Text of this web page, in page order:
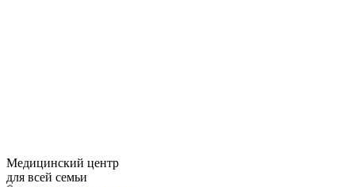
Медицинский центр
для всей семьи